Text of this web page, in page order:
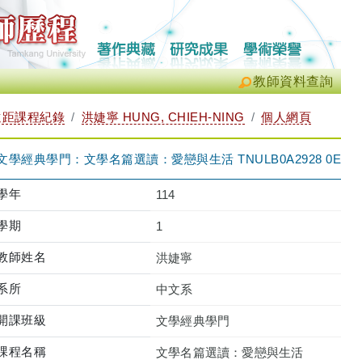
教師資料查詢
課程紀錄 洪婕寧 HUNG, CHIEH-NING 個人網頁
學經典學門：文學名篇選讀：愛戀與生活 TNULB0A2928 0E
年 114
期 1
師姓名 洪婕寧
所 中文系
課班級 文學經典學門
程名稱 文學名篇選讀：愛戀與生活